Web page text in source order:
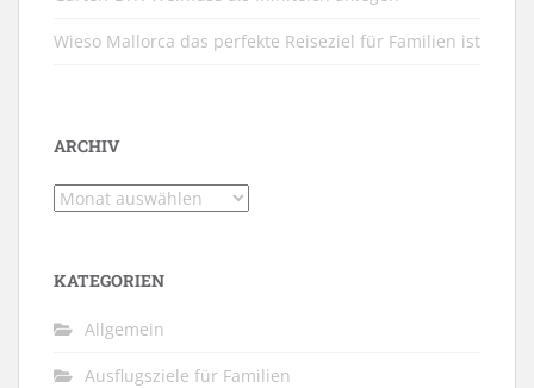
Wieso Mallorca das perfekte Reiseziel für Familien ist
ARCHIV
Archiv
KATEGORIEN
Allgemein
Ausflugsziele für Familien